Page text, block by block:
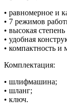
• равномерное и
• 7 режимов
• высокая
• удобная
• компактность и
Комплектация:
• шлифмашина;
• шланг;
• ключ.